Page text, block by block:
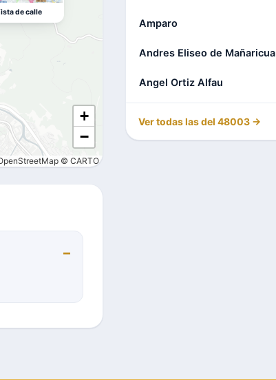
+
−
© CARTO
de calle
Amparo
Andres Eliseo de Mañaricua
Angel Ortiz Alfau
Ver todas las del 48003 →